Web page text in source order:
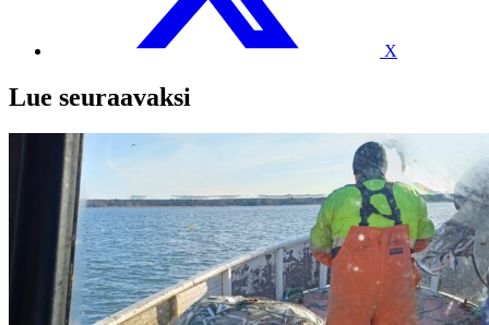
X
Lue seuraavaksi